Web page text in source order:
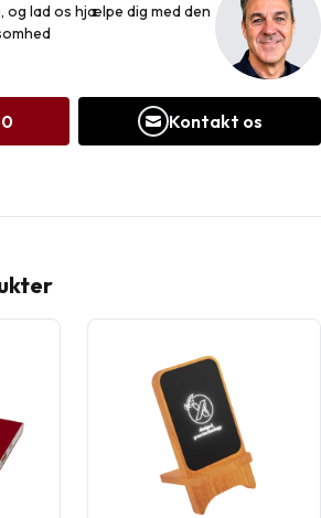
og lad os hjælpe dig med den
Kontakt os